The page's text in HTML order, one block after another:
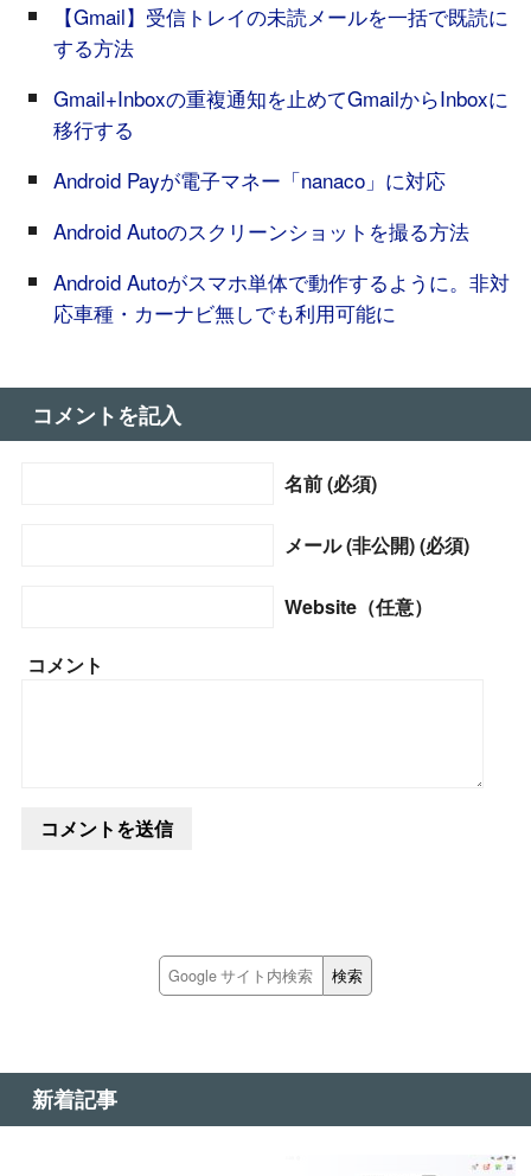
【Gmail】受信トレイの未読メールを一括で既読に
する方法
Gmail+Inboxの重複通知を止めてGmailからInboxに
移行する
Android Payが電子マネー「nanaco」に対応
Android Autoのスクリーンショットを撮る方法
Android Autoがスマホ単体で動作するように。非対
応車種・カーナビ無しでも利用可能に
コメントを記入
名前 (必須)
メール (非公開) (必須)
Website（任意）
コメント
新着記事